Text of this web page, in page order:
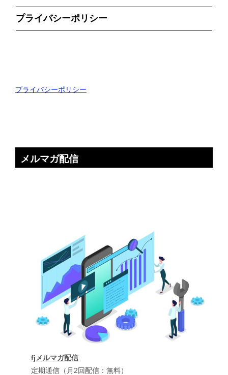
プライバシーポリシー
プライバシーポリシー
メルマガ配信
fjメルマガ配信
定期通信（月2回配信：無料）